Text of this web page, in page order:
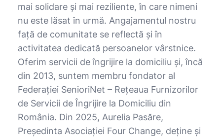
mai solidare și mai reziliente, în care nimeni
nu este lăsat în urmă. Angajamentul nostru
față de comunitate se reflectă și în
activitatea dedicată persoanelor vârstnice.
Oferim servicii de îngrijire la domiciliu și, încă
din 2013, suntem membru fondator al
Federației SenioriNet – Rețeaua Furnizorilor
de Servicii de Îngrijire la Domiciliu din
România. Din 2025, Aurelia Pasăre,
Președinta Asociației Four Change, deține și